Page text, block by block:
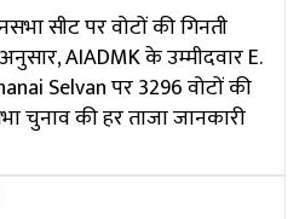
सीट पर वोटों की गिनती
AIADMK के उम्मीदवार E.
Selvan पर 3296 वोटों की
चुनाव की हर ताजा जानकारी